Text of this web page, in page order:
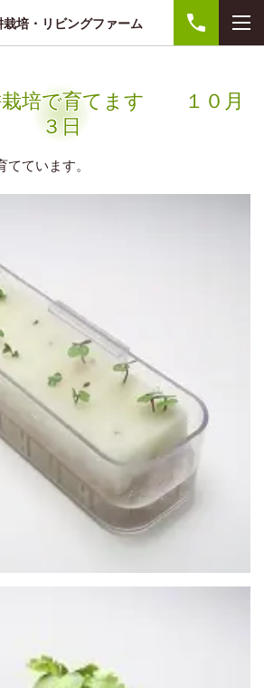
培・リビングファーム
栽培で育てます １０月
３日
ています。